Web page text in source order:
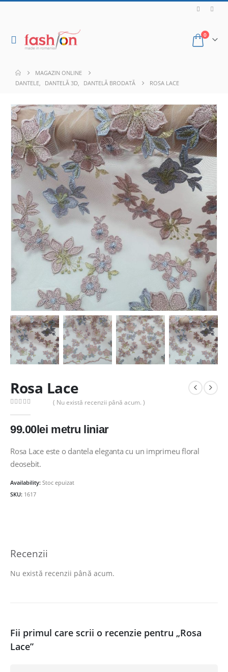
0
MAGAZIN ONLINE
DANTELE, DANTELĂ 3D, DANTELĂ BRODATĂ ROSA LACE
Rosa Lace
( Nu există recenzii până acum. )
99.00lei metru liniar
Rosa Lace este o dantela eleganta cu un imprimeu floral
deosebit.
Availability: Stoc epuizat
SKU: 1617
Recenzii
Nu există recenzii până acum.
Fii primul care scrii o recenzie pentru „Rosa
Lace”